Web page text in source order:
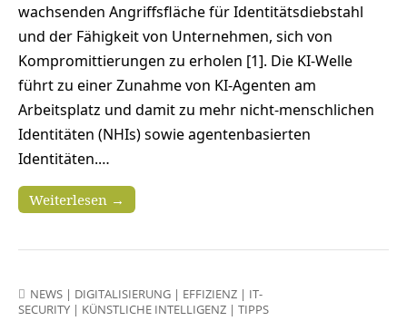
wachsenden Angriffsfläche für Identitätsdiebstahl
und der Fähigkeit von Unternehmen, sich von
Kompromittierungen zu erholen [1]. Die KI-Welle
führt zu einer Zunahme von KI-Agenten am
Arbeitsplatz und damit zu mehr nicht-menschlichen
Identitäten (NHIs) sowie agentenbasierten
Identitäten.…
Weiterlesen →
NEWS | DIGITALISIERUNG | EFFIZIENZ | IT-
SECURITY | KÜNSTLICHE INTELLIGENZ | TIPPS